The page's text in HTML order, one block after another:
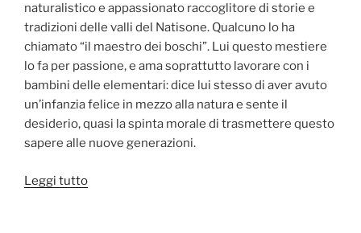
naturalistico e appassionato raccoglitore di storie e
tradizioni delle valli del Natisone. Qualcuno lo ha
chiamato “il maestro dei boschi”. Lui questo mestiere
lo fa per passione, e ama soprattutto lavorare con i
bambini delle elementari: dice lui stesso di aver avuto
un’infanzia felice in mezzo alla natura e sente il
desiderio, quasi la spinta morale di trasmettere questo
sapere alle nuove generazioni.
Leggi tutto“Il